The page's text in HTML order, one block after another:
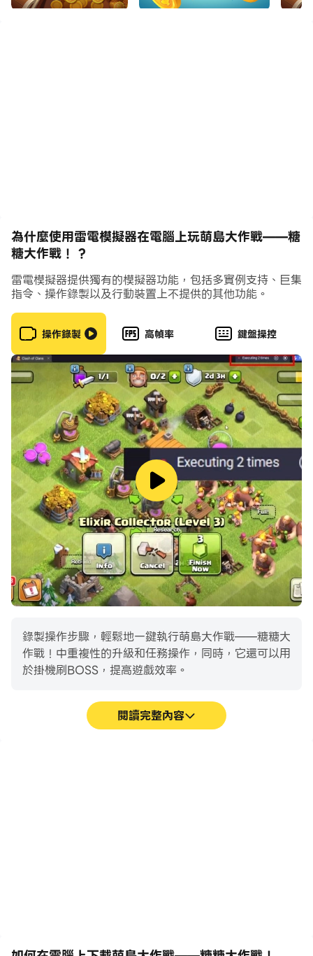
量金幣！對了，樹敵太多，當心被復仇哦！
【萌寵來襲】
多種寵物，各有技能！偵探章、閃電鰻、暴力鯊、發財魚和
防禦龜等你來領養！
【精彩活动】
更有瘋狂卡牌、糖糖大作戰等眾多精彩活動等你來挑戰！
動動手指獲取有趣道具，隨時隨地與好友有愛互動，結交新
朋友幫你收集拼圖、打副本BOSS！浪漫櫻花、冰河世紀、
美人魚等超多主題島嶼等你來收集！對了，樹敵太多，當心
被復仇哦！大家都在玩，來呀，互相傷害呀！
為什麼使用雷電模擬器在電腦上玩萌島大作戰——糖
糖大作戰！ ?
雷電模擬器提供獨有的模擬器功能，包括多實例支持、巨集
指令、操作錄製以及行動裝置上不提供的其他功能。
操作錄製 高幀率 鍵盤操控
錄製操作步驟，輕鬆地一鍵執行萌島大作戰——糖糖大
作戰！中重複性的升級和任務操作，同時，它還可以用
於掛機刷BOSS，提高遊戲效率。
閱讀完整內容